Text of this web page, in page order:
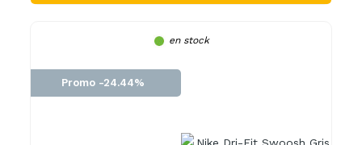
en stock
Promo -24.44%